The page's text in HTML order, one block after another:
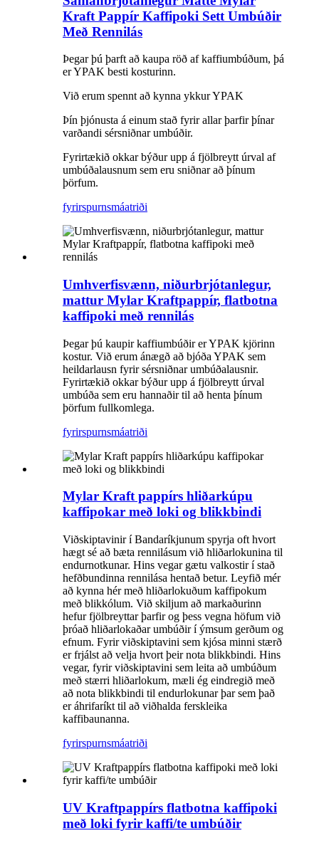
Kraft Pappír Kaffipoki Sett Umbúðir
Með Rennilás
Þegar þú þarft að kaupa röð af kaffiumbúðum, þá
er YPAK besti kosturinn.
Við erum spennt að kynna ykkur YPAK
Þín þjónusta á einum stað fyrir allar þarfir þínar
varðandi sérsniðnar umbúðir.
Fyrirtækið okkar býður upp á fjölbreytt úrval af
umbúðalausnum sem eru sniðnar að þínum
þörfum.
fyrirspurnsmáatriði
Umhverfisvænn, niðurbrjótanlegur,
mattur Mylar Kraftpappír, flatbotna
kaffipoki með rennilás
Þegar þú kaupir kaffiumbúðir er YPAK kjörinn
kostur. Við erum ánægð að bjóða YPAK sem
heildarlausn fyrir sérsniðnar umbúðalausnir.
Fyrirtækið okkar býður upp á fjölbreytt úrval
umbúða sem eru hannaðir til að henta þínum
þörfum fullkomlega.
fyrirspurnsmáatriði
Mylar Kraft pappírs hliðarkúpu
kaffipokar með loki og blikkbindi
Viðskiptavinir í Bandaríkjunum spyrja oft hvort
hægt sé að bæta rennilásum við hliðarlokunina til
endurnotkunar. Hins vegar gætu valkostir í stað
hefðbundinna rennilása hentað betur. Leyfið mér
að kynna hér með hliðarlokuðum kaffipokum
með blikkólum. Við skiljum að markaðurinn
hefur fjölbreyttar þarfir og þess vegna höfum við
þróað hliðarlokaðar umbúðir í ýmsum gerðum og
efnum. Fyrir viðskiptavini sem kjósa minni stærð
er frjálst að velja hvort þeir nota blikkbindi. Hins
vegar, fyrir viðskiptavini sem leita að umbúðum
með stærri hliðarlokum, mæli ég eindregið með
að nota blikkbindi til endurlokunar þar sem það
er áhrifaríkt til að viðhalda ferskleika
kaffibaunanna.
fyrirspurnsmáatriði
UV Kraftpappírs flatbotna kaffipoki
með loki fyrir kaffi/te umbúðir